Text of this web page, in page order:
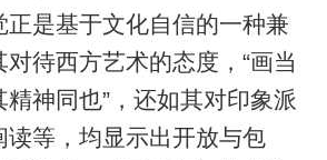
正是基于文化自信的一种兼
待西方艺术的态度，“画当
神同也”，还如其对印象派
读等，均显示出开放与包